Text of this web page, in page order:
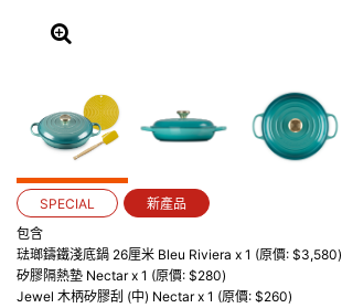
SPECIAL
新產品
包含
琺瑯鑄鐵淺底鍋 26厘米 Bleu Riviera x 1 (原價: $3,580)
矽膠隔熱墊 Nectar x 1 (原價: $280)
Jewel 木柄矽膠刮 (中) Nectar x 1 (原價: $260)